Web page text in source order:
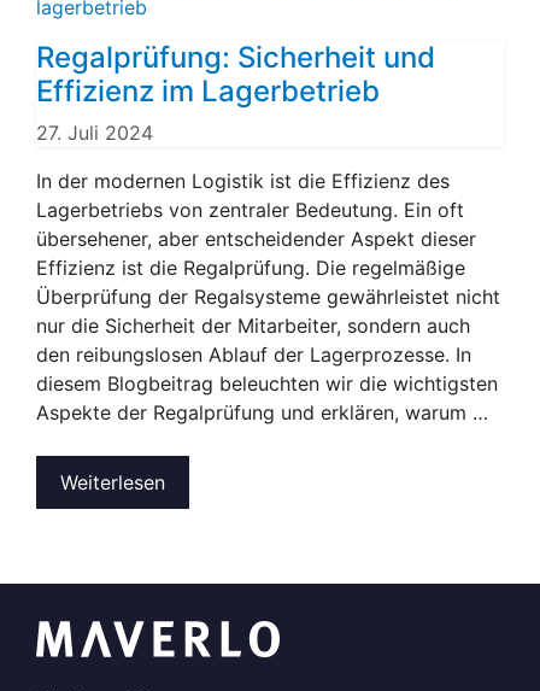
Regalprüfung: Sicherheit und
Effizienz im Lagerbetrieb
27. Juli 2024
In der modernen Logistik ist die Effizienz des
Lagerbetriebs von zentraler Bedeutung. Ein oft
übersehener, aber entscheidender Aspekt dieser
Effizienz ist die Regalprüfung. Die regelmäßige
Überprüfung der Regalsysteme gewährleistet nicht
nur die Sicherheit der Mitarbeiter, sondern auch
den reibungslosen Ablauf der Lagerprozesse. In
diesem Blogbeitrag beleuchten wir die wichtigsten
Aspekte der Regalprüfung und erklären, warum …
Weiterlesen